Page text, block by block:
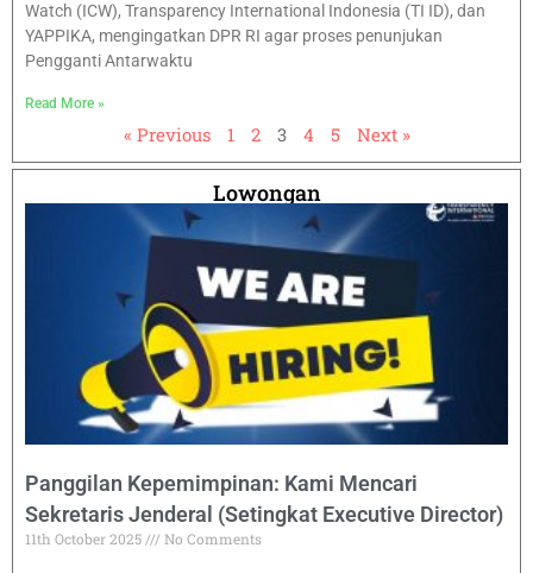
Watch (ICW), Transparency International Indonesia (TI ID), dan
YAPPIKA, mengingatkan DPR RI agar proses penunjukan
Pengganti Antarwaktu
Read More »
« Previous 1 2 3 4 5 Next »
Lowongan
Panggilan Kepemimpinan: Kami Mencari
Sekretaris Jenderal (Setingkat Executive Director)
11th October 2025 No Comments